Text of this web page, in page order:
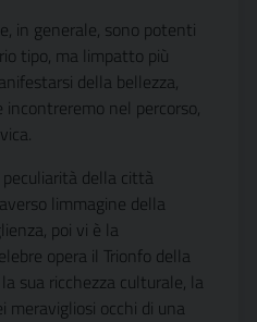
in generale, sono potenti
tipo, ma limpatto più
della bellezza,
incontreremo nel percorso,
della città
limmagine della
poi vi è la
opera il Trionfo della
sua ricchezza culturale, la
meravigliosi occhi di una